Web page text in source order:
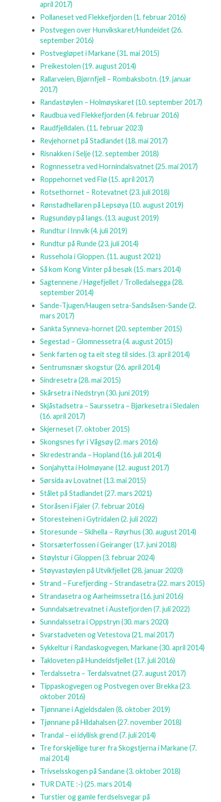
april 2017)
Pollaneset ved Flekkefjorden(1. februar 2016)
Postvegen over Hunvikskaret/Hundeidet(26.
september 2016)
Postvegløpet i Markane(31. mai 2015)
Preikestolen(19. august 2014)
Rallarveien, Bjørnfjell – Rombaksbotn.(19. januar
2017)
Randastøylen – Holmøyskaret(10. september 2017)
Raudbua ved Flekkefjorden(4. februar 2016)
Raudfjelldalen.(11. februar 2023)
Revjehornet på Stadlandet(18. mai 2017)
Risnakken i Selje(12. september 2018)
Rognnessetra ved Hornindalsvatnet(25. mai 2017)
Roppehornet ved Flø(15. april 2017)
Rotsethornet – Rotevatnet(23. juli 2018)
Rønstadhellaren på Lepsøya(10. august 2019)
Rugsundøy på langs.(13. august 2019)
Rundtur i Innvik(4. juli 2019)
Rundtur på Runde(23. juli 2014)
Russehola i Gloppen.(11. august 2021)
Så kom Kong Vinter på besøk(15. mars 2014)
Sagtennene / Høgefjellet / Trolledalsegga(28.
september 2014)
Sande-Tjugen/Haugen setra-Sandsåsen-Sande(2.
mars 2017)
Sankta Synneva-hornet(20. september 2015)
Segestad – Glomnessetra(4. august 2015)
Senk farten og ta eit steg til sides.(3. april 2014)
Sentrumsnær skogstur(26. april 2014)
Sindresetra(28. mai 2015)
Skårsetra i Nedstryn(30. juni 2019)
Skjåstadsetra – Saurssetra – Bjørkesetra i Sledalen
(16. april 2017)
Skjerneset(7. oktober 2015)
Skongsnes fyr i Vågsøy(2. mars 2016)
Skredestranda – Hopland(16. juli 2014)
Sonjahytta i Holmøyane(12. august 2017)
Sørsida av Lovatnet(13. mai 2015)
Stålet på Stadlandet(27. mars 2021)
Storåsen i Fjaler(7. februar 2016)
Storesteinen i Gytridalen(2. juli 2022)
Storesunde – Skihella – Røyrhus(30. august 2014)
Storsæterfossen i Geiranger(17. juni 2018)
Støylstur i Gloppen(3. februar 2024)
Støyvastøylen på Utvikfjellet(28. januar 2020)
Strand – Furefjerding – Strandasetra(22. mars 2015)
Strandasetra og Aarheimssetra(16. juni 2016)
Sunndalsætrevatnet i Austefjorden(7. juli 2022)
Sunndalssetra i Oppstryn(30. mars 2020)
Svarstadveten og Vetestova(21. mai 2017)
Sykkeltur i Randaskogvegen, Markane(30. april 2014)
Takloveten på Hundeidsfjellet(17. juli 2016)
Terdalssetra – Terdalsvatnet(27. august 2017)
Tippaskogvegen og Postvegen over Brekka(23.
oktober 2016)
Tjønnane i Agjeldsdalen(8. oktober 2019)
Tjønnane på Hildahalsen(27. november 2018)
Trandal – ei idyllisk grend(7. juli 2014)
Tre forskjellige turer fra Skogstjerna i Markane(7.
mai 2014)
Trivselsskogen på Sandane(3. oktober 2018)
TUR DATE :-)(25. mars 2014)
Turstier og gamle ferdselsvegar på